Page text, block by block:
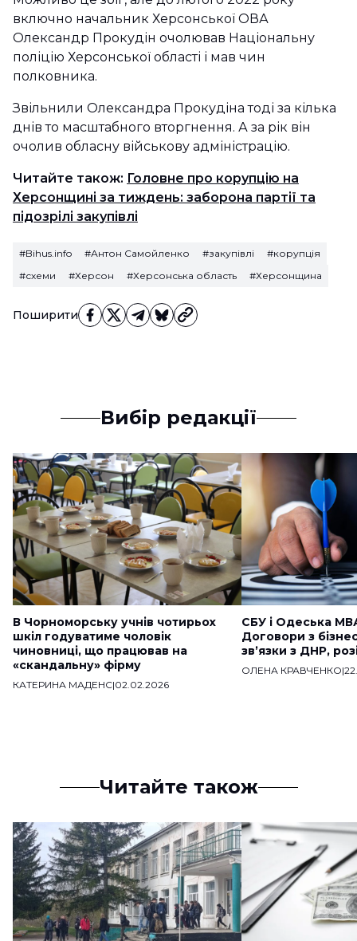
Поширити
включно начальник Херсонської ОВА
Олександр Прокудін очолював Національну
поліцію Херсонської області і мав чин
полковника.
Звільнили Олександра Прокудіна тоді за кілька
днів то масштабного вторгнення. А за рік він
очолив обласну військову адміністрацію.
Читайте також: Головне про корупцію на
Херсонщині за тиждень: заборона партії та
підозрілі закупівлі
#Bihus.info #Антон Самойленко #закупівлі
#корупція
#схеми
#Херсон #Херсонська область #Херсонщина
Вибір редакції
В Чорноморську учнів чотирьох
шкіл годуватиме чоловік
чиновниці, що працював на
«скандальну» фірму
КАТЕРИНА МАДЕНС|02.02.2026
СБУ і Одеська
Договори з
звʼязки з ДНР,
ОЛЕНА КРАВЧЕНКО|
Читайте також